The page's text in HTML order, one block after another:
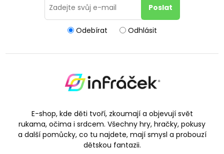
Odebírat Odhlásit
E-shop, kde děti tvoří, zkoumají a objevují svět
rukama, očima i srdcem. Všechny hry, hračky, pokusy
a další pomůcky, co tu najdete, mají smysl a probouzí
dětskou fantazii.